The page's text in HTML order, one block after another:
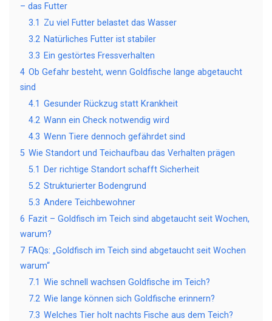
– das Futter
3.1 Zu viel Futter belastet das Wasser
3.2 Natürliches Futter ist stabiler
3.3 Ein gestörtes Fressverhalten
4 Ob Gefahr besteht, wenn Goldfische lange abgetaucht
sind
4.1 Gesunder Rückzug statt Krankheit
4.2 Wann ein Check notwendig wird
4.3 Wenn Tiere dennoch gefährdet sind
5 Wie Standort und Teichaufbau das Verhalten prägen
5.1
Der richtige Standort schafft Sicherheit
5.2 Strukturierter Bodengrund
5.3 Andere Teichbewohner
6 Fazit – Goldfisch im Teich sind abgetaucht seit Wochen,
warum?
7 FAQs: „Goldfisch im Teich sind abgetaucht seit Wochen
warum“
7.1 Wie schnell wachsen Goldfische im Teich?
7.2 Wie lange können sich Goldfische erinnern?
7.3 Welches Tier holt nachts Fische aus dem Teich?